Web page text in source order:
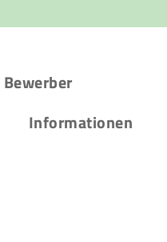
Bewerber
Informationen